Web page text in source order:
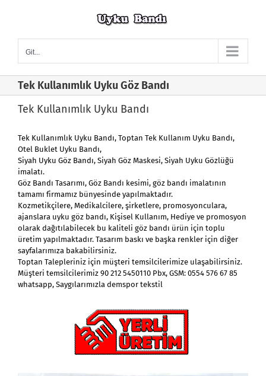
Git...
Tek Kullanımlık Uyku Göz Bandı
Tek Kullanımlık Uyku Bandı
Tek Kullanımlık Uyku Bandı, Toptan Tek Kullanım Uyku Bandı,
Otel Buklet Uyku Bandı,
Siyah Uyku Göz Bandı, Siyah Göz Maskesi, Siyah Uyku Gözlüğü
imalatı.
Göz Bandı Tasarımı, Göz Bandı kesimi, göz bandı imalatının
tamamı firmamız bünyesinde yapılmaktadır.
Kozmetikçilere, Medikalcilere, şirketlere, promosyonculara,
ajanslara uyku göz bandı, Kişisel Kullanım, Hediye ve promosyon
olarak dağıtılabilecek bu kaliteli göz bandı ürün için toplu
üretim yapılmaktadır. Tasarım baskı ve başka renkler için diğer
sayfalarımıza bakabilirsiniz.
Toptan Talepleriniz için müşteri temsilcilerimize ulaşabilirsiniz.
Müşteri temsilcilerimiz 90 212 5450110 Pbx, GSM: 0554 576 67 85
whatsapp, Saygılarımızla demspor tekstil